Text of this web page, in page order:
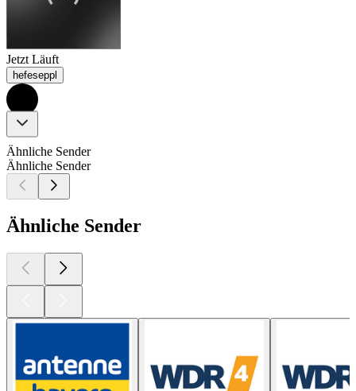
Jetzt Läuft
hefeseppl
Ähnliche Sender
Ähnliche Sender
Ähnliche Sender